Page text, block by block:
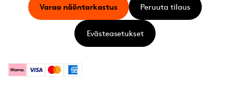
KlarnaVisa MastercardAmerican Express
Varaa näöntarkastus Peruuta tilaus
Evästeasetukset